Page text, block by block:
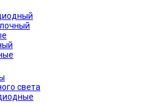
света